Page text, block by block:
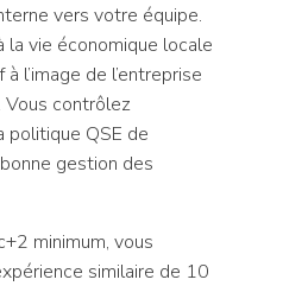
vers votre équipe.
la vie économique locale
l’image de l’entreprise
Vous contrôlez
politique QSE de
gestion des
minimum, vous
similaire de 10